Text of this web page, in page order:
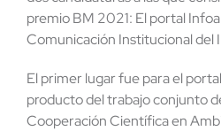
premio BM 2021: El portal
Comunicación Institucional del
El primer lugar fue para el
producto del trabajo conjunto
Cooperación Científica en